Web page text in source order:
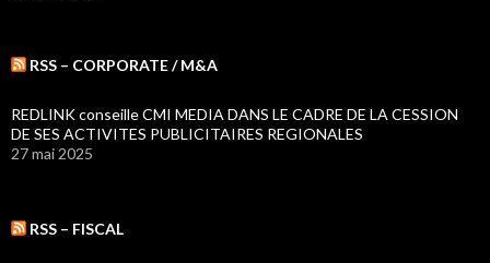
RSS – CORPORATE / M&A
REDLINK conseille CMI MEDIA DANS LE CADRE DE LA CESSION
DE SES ACTIVITES PUBLICITAIRES REGIONALES
27 mai 2025
RSS – FISCAL